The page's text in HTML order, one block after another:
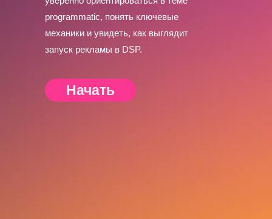
programmatic, понять ключевые
механики и увидеть, как выглядит
запуск рекламы в DSP.
Начать